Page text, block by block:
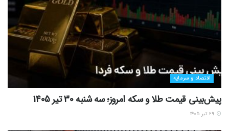
اقتصاد و سرمایه
پیش‌بینی قیمت طلا و سکه امروز؛ سه شنبه 30 تیر 1405